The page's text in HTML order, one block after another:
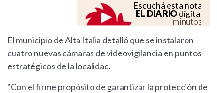
Escuchá esta nota
EL DIARIOdigital
minutos
El municipio de Alta Italia detalló que se instalaron
cuatro nuevas cámaras de videovigilancia en puntos
estratégicos de la localidad.
"Con el firme propósito de garantizar la protección de